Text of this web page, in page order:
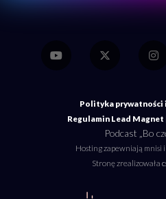
Polityka prywatności
Regulamin Lead Magnet
Podcast „Bo
Hosting zapewniają mnisi
Stronę zrealizowała